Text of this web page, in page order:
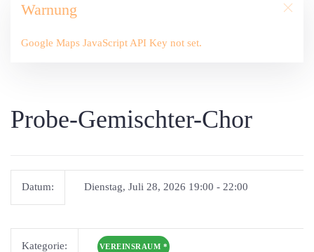
Warnung
Google Maps JavaScript API Key not set.
Probe-Gemischter-Chor
Datum: Dienstag, Juli 28, 2026 19:00 - 22:00
Kategorie: VEREINSRAUM *